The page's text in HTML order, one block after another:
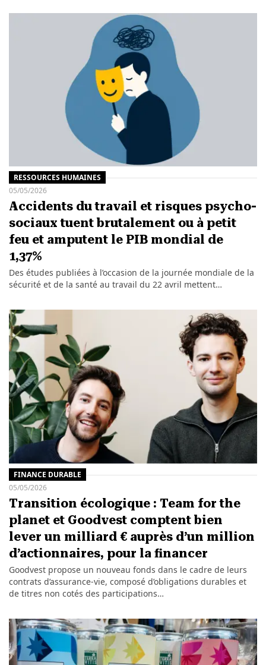
RESSOURCES HUMAINES
05/05/2026
Accidents du travail et risques psycho-
sociaux tuent brutalement ou à petit
feu et amputent le PIB mondial de
1,37%
Des études publiées à l’occasion de la journée mondiale de la
sécurité et de la santé au travail du 22 avril mettent…
FINANCE DURABLE
05/05/2026
Transition écologique : Team for the
planet et Goodvest comptent bien
lever un milliard € auprès d’un million
d’actionnaires, pour la financer
Goodvest propose un nouveau fonds dans le cadre de leurs
contrats d’assurance-vie, composé d’obligations durables et
de titres non cotés des participations…